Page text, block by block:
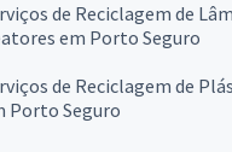
de Reciclagem de
em Porto Seguro
de Reciclagem de
Porto Seguro